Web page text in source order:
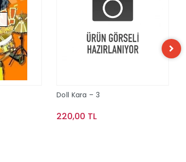
Doll Kara – 3
220,00 TL